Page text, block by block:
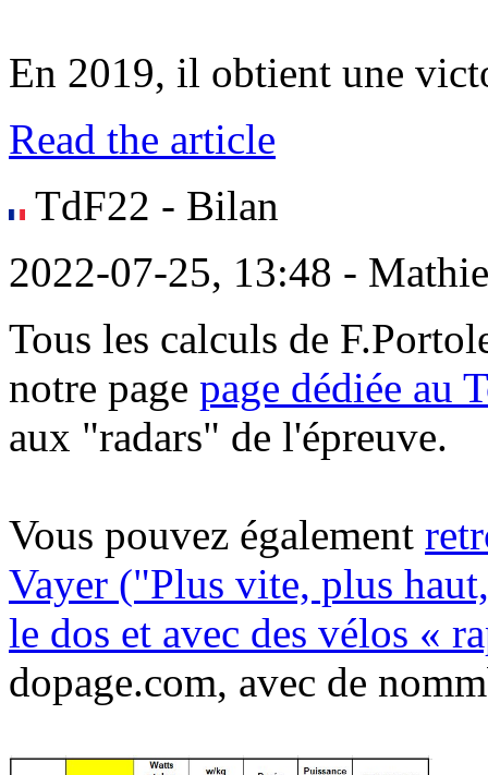
En 2019, il obtient une
Read the article
TdF22 - Bilan
2022-07-25, 13:48 -
Tous les calculs de
notre page page dédiée au
aux "radars" de l'épreuve.
Vous pouvez également
Vayer ("Plus vite, plus
le dos et avec des vélos «
dopage.com, avec de